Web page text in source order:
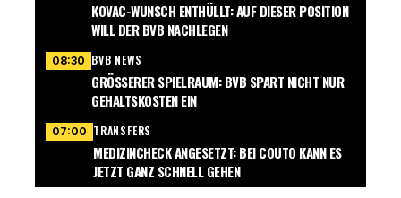
KOVAC-WUNSCH ENTHÜLLT: AUF DIESER POSITION
WILL DER BVB NACHLEGEN
08:30 BVB NEWS
GRÖSSERER SPIELRAUM: BVB SPART NICHT NUR G
EHALTSKOSTEN EIN
07:00 TRANSFERS
MEDIZINCHECK ANGESETZT: BEI COUTO KANN ES
JETZT GANZ SCHNELL GEHEN